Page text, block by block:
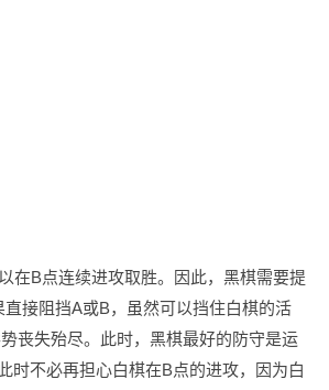
在B点连续进攻取胜。因此，黑棋需要提
接阻挡A或B，虽然可以挡住白棋的活
丧失殆尽。此时，黑棋最好的防守是运
时不必再担心白棋在B点的进攻，因为白